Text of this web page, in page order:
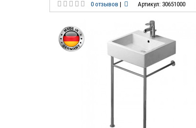
0 отзывов | Артикул: 30651000